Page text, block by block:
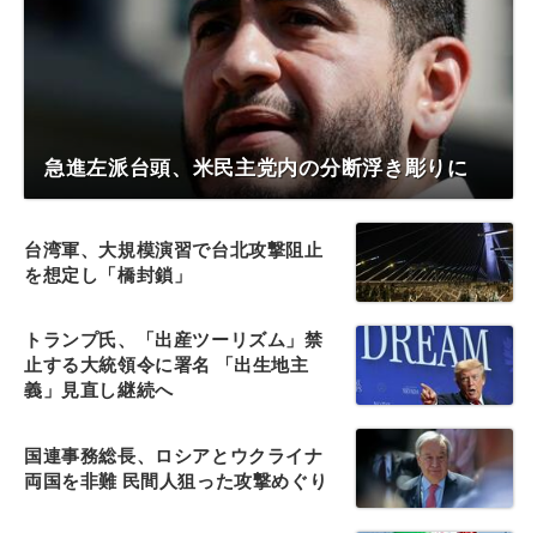
急進左派台頭、米民主党内の分断浮き彫りに
台湾軍、大規模演習で台北攻撃阻止
を想定し「橋封鎖」
トランプ氏、「出産ツーリズム」禁
止する大統領令に署名 「出生地主
義」見直し継続へ
国連事務総長、ロシアとウクライナ
両国を非難 民間人狙った攻撃めぐり